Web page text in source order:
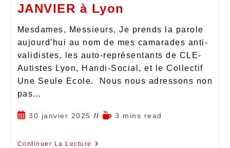
JANVIER à Lyon
Mesdames, Messieurs, Je prends la parole
aujourd'hui au nom de mes camarades anti-
validistes, les auto-représentants de CLE-
Autistes Lyon, Handi-Social, et le Collectif
Une Seule Ecole. Nous nous adressons non
pas…
30 janvier 2025 3 mins read
Continuer La Lecture